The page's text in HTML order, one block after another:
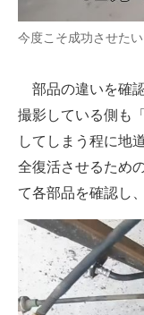
今度こそ成功させたい
部品の違いを確
撮影している側も
してしまう程に地
全復活させるため
て各部品を確認し